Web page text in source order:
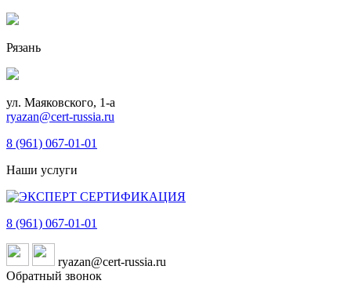
Рязань
ул. Маяковского, 1-а
ryazan@cert-russia.ru
8 (961) 067-01-01
Наши услуги
8 (961) 067-01-01
ryazan@cert-russia.ru
Обратный звонок